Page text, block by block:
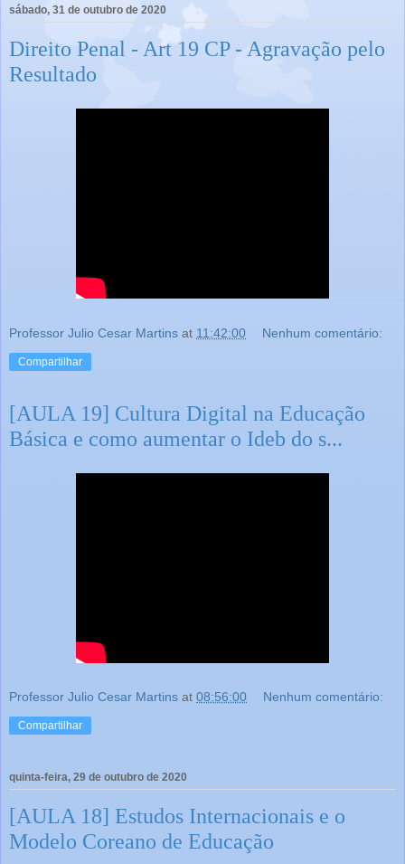
sábado, 31 de outubro de 2020
Direito Penal - Art 19 CP - Agravação pelo
Resultado
Professor Julio Cesar Martins at 11:42:00 Nenhum comentário:
Compartilhar
[AULA 19] Cultura Digital na Educação
Básica e como aumentar o Ideb do s...
Professor Julio Cesar Martins at 08:56:00 Nenhum comentário:
Compartilhar
quinta-feira, 29 de outubro de 2020
[AULA 18] Estudos Internacionais e o
Modelo Coreano de Educação